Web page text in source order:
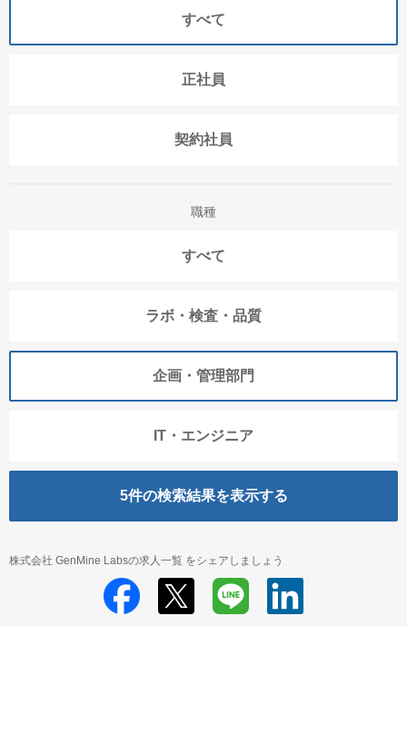
すべて
正社員
契約社員
職種
すべて
ラボ・検査・品質
企画・管理部門
IT・エンジニア
5件の検索結果を表示する
株式会社 GenMine Labsの求人一覧 をシェアしましょう